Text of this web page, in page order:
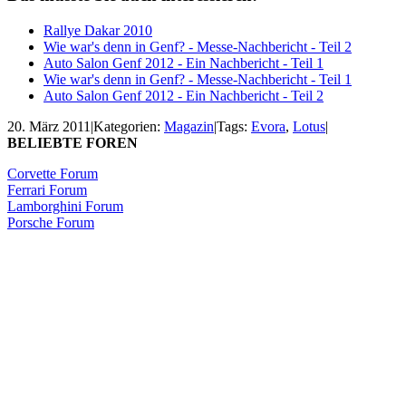
Rallye Dakar 2010
Wie war's denn in Genf? - Messe-Nachbericht - Teil 2
Auto Salon Genf 2012 - Ein Nachbericht - Teil 1
Wie war's denn in Genf? - Messe-Nachbericht - Teil 1
Auto Salon Genf 2012 - Ein Nachbericht - Teil 2
20. März 2011 |Kategorien: Magazin|Tags: Evora, Lotus|
BELIEBTE FOREN
Corvette Forum
Ferrari Forum
Lamborghini Forum
Porsche Forum